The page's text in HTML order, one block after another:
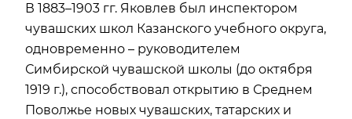
В 1883–1903 гг. Яковлев был инспектором
чувашских школ Казанского учебного округа,
одновременно – руководителем
Симбирской чувашской школы (до октября
1919 г.), способствовал открытию в Среднем
Поволжье новых чувашских, татарских и